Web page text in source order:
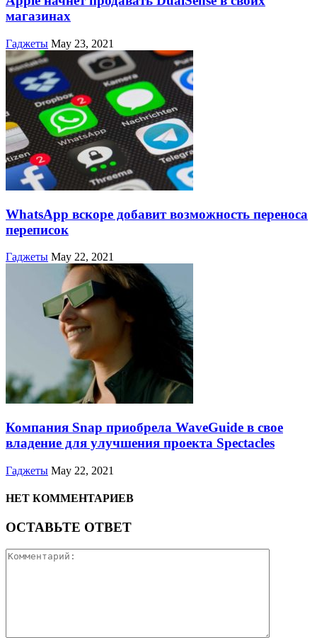
магазинах
Гаджеты May 23, 2021
WhatsApp вскоре добавит возможность переноса
переписок
Гаджеты May 22, 2021
Компания Snap приобрела WaveGuide в свое
владение для улучшения проекта Spectacles
Гаджеты May 22, 2021
НЕТ КОММЕНТАРИЕВ
ОСТАВЬТЕ ОТВЕТ